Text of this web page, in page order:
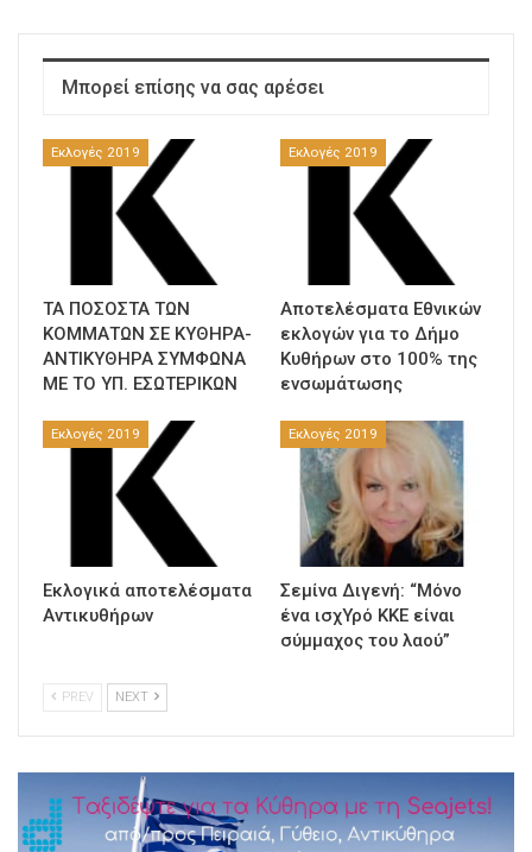
Μπορεί επίσης να σας αρέσει
Εκλογές 2019
ΤΑ ΠΟΣΟΣΤΑ ΤΩΝ
ΚΟΜΜΑΤΩΝ ΣΕ ΚΥΘΗΡΑ-
ΑΝΤΙΚΥΘΗΡΑ ΣΥΜΦΩΝΑ
ΜΕ ΤΟ ΥΠ. ΕΣΩΤΕΡΙΚΩΝ
Εκλογές 2019
Αποτελέσματα Εθνικών
εκλογών για το Δήμο
Κυθήρων στο 100% της
ενσωμάτωσης
Εκλογές 2019
Εκλογικά αποτελέσματα
Αντικυθήρων
Εκλογές 2019
Σεμίνα Διγενή: “Μόνο
ένα ισχΥρό ΚΚΕ είναι
σύμμαχος του λαού”
PREV NEXT